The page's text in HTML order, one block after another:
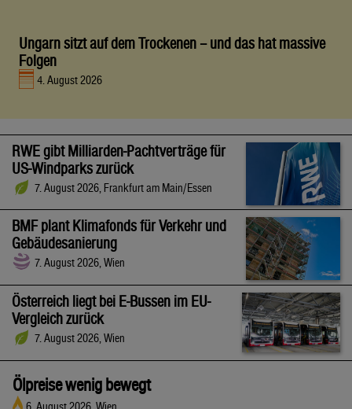
Ungarn sitzt auf dem Trockenen – und das hat massive
Folgen
4. August 2026
RWE gibt Milliarden-Pachtverträge für
US-Windparks zurück
7. August 2026, Frankfurt am Main/Essen
BMF plant Klimafonds für Verkehr und
Gebäudesanierung
7. August 2026, Wien
Österreich liegt bei E-Bussen im EU-
Vergleich zurück
7. August 2026, Wien
Ölpreise wenig bewegt